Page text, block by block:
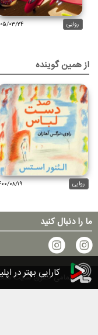
روایی ۱۴۰۵/
از همین گوینده
روایی ۱۴۰۰/۰۸/
ما را دنبال کنید
۱۴۰۰ تمامی حقوق سایت
کارایی بهتر در